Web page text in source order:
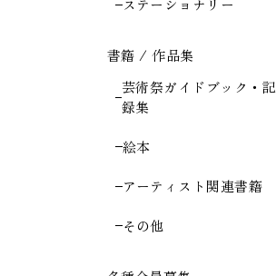
ステーショナリー
書籍 / 作品集
芸術祭ガイドブック・記
録集
絵本
アーティスト関連書籍
その他